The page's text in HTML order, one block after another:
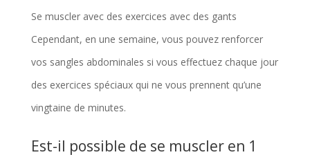
Se muscler avec des exercices avec des gants
Cependant, en une semaine, vous pouvez renforcer
vos sangles abdominales si vous effectuez chaque jour
des exercices spéciaux qui ne vous prennent qu’une
vingtaine de minutes.
Est-il possible de se muscler en 1